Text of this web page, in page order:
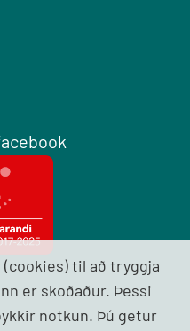
til að tryggja
er skoðaður. Þessi
notkun. Þú getur